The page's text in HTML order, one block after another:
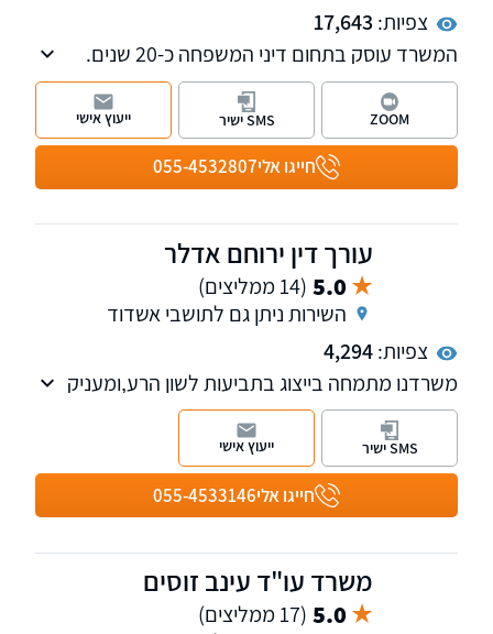
צפיות: 17,643
המשרד עוסק בתחום דיני המשפחה כ-20 שנים.
עו"ד שאמי הינה מגשרת מוסמכת ומייצגת בתיקי
גירושין, מזונות ילדים, מזונות אישה, זמני שהות,
תביעות רכוש, כמו גם מוסמכת לעריכת הסכמים -
ממון, גירושין, ידועים בציבור, עריכת ייפוי כוח
מתמשך, מסמך הבעת רצון, עריכת צוואות, ירושות,
מכר ורכישה. ניתן לקבל גם שירותי ייעוץ וייצוג במגוון
נוסף של נושאים בתחומים הללו.
חייגו אלי055-4532807
ZOOM SMS ישיר ייעוץ אישי
עורך דין ירוחם אדלר
5.0 (14 ממליצים)
השירות ניתן גם לתושבי אשדוד
צפיות:4,294
משרדנו מתמחה בייצוג בתביעות לשון הרע,ומעניק
שירותים משפטיים בתחום המשפט האזרחי-
כולל ליווי וייעוץ שוטף לעסקים וחברות, עריכת ייפוי
כוח מתמשך, צוואות.חייגו אלי055-4533146
SMS ישיר ייעוץ אישי
משרד עו"ד עינב זוסים
5.0 (17 ממליצים)